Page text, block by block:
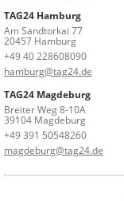
TAG24 Hamburg
Am Sandtorkai 77
20457 Hamburg
+49 40 228608090
hamburg@tag24.de
TAG24 Magdeburg
Breiter Weg 8-10A
39104 Magdeburg
+49 391 50548260
magdeburg@tag24.de